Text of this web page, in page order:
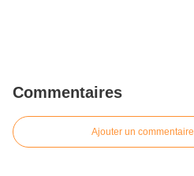
Commentaires
Ajouter un commentaire